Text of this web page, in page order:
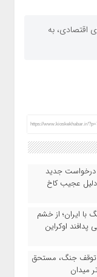
اقتصادی، به
https://www.kioskekhabar.ir/
درخواست جدید
عجیب کاخ
ایران؛ از خشم
اوکراین
ژورنال: ترامپ با ۸ توقف جنگ، مستحق
میدان